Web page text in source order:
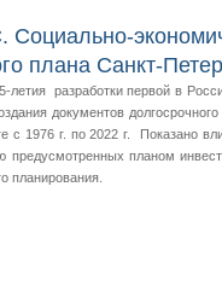
плана Санкт-
разработки первой в
документов
с 1976 г. по 2022 г. Показано
предусмотренных планом
планирования.